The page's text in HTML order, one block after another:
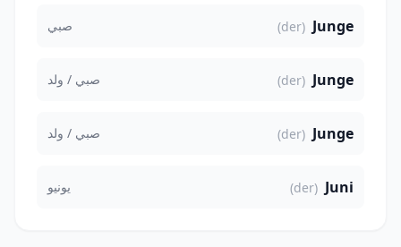
Junge
(der) صبي
Junge
(der) صبي / ولد
Junge
(der) صبي / ولد
Juni
(der) يونيو